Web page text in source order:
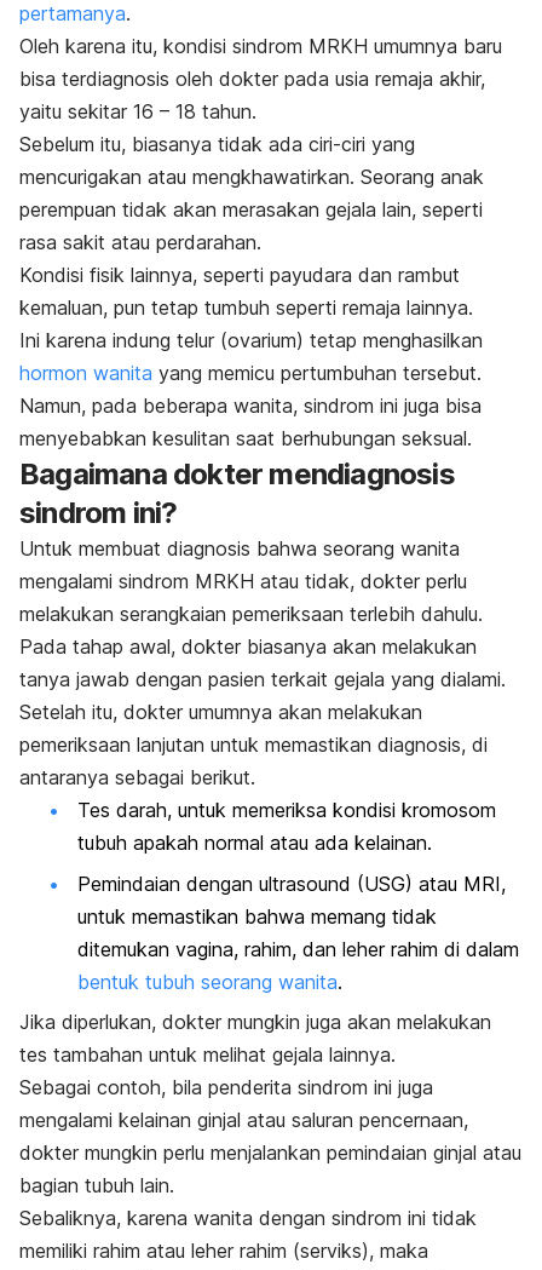
pertamanya.
Oleh karena itu, kondisi sindrom MRKH umumnya baru
bisa terdiagnosis oleh dokter pada usia remaja akhir,
yaitu sekitar 16 – 18 tahun.
Sebelum itu, biasanya tidak ada ciri-ciri yang
mencurigakan atau mengkhawatirkan. Seorang anak
perempuan tidak akan merasakan gejala lain, seperti
rasa sakit atau perdarahan.
Kondisi fisik lainnya, seperti payudara dan rambut
kemaluan, pun tetap tumbuh seperti remaja lainnya.
Ini karena indung telur (ovarium) tetap menghasilkan
hormon wanita yang memicu pertumbuhan tersebut.
Namun, pada beberapa wanita, sindrom ini juga bisa
menyebabkan kesulitan saat berhubungan seksual.
Bagaimana dokter mendiagnosis
sindrom ini?
Untuk membuat diagnosis bahwa seorang wanita
mengalami sindrom MRKH atau tidak, dokter perlu
melakukan serangkaian pemeriksaan terlebih dahulu.
Pada tahap awal, dokter biasanya akan melakukan
tanya jawab dengan pasien terkait gejala yang dialami.
Setelah itu, dokter umumnya akan melakukan
pemeriksaan lanjutan untuk memastikan diagnosis, di
antaranya sebagai berikut.
Tes darah, untuk memeriksa kondisi kromosom
tubuh apakah normal atau ada kelainan.
Pemindaian dengan ultrasound (USG) atau MRI,
untuk memastikan bahwa memang tidak
ditemukan vagina, rahim, dan leher rahim di dalam
bentuk tubuh seorang wanita.
Jika diperlukan, dokter mungkin juga akan melakukan
tes tambahan untuk melihat gejala lainnya.
Sebagai contoh, bila penderita sindrom ini juga
mengalami kelainan ginjal atau saluran pencernaan,
dokter mungkin perlu menjalankan pemindaian ginjal atau
bagian tubuh lain.
Sebaliknya, karena wanita dengan sindrom ini tidak
memiliki rahim atau leher rahim (serviks), maka